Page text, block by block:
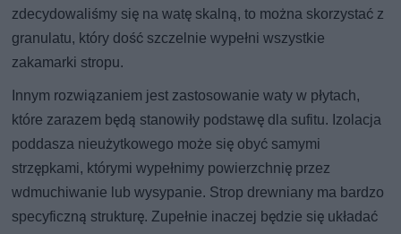
zdecydowaliśmy się na watę skalną, to można skorzystać z
granulatu, który dość szczelnie wypełni wszystkie
zakamarki stropu.
Innym rozwiązaniem jest zastosowanie waty w płytach,
które zarazem będą stanowiły podstawę dla sufitu. Izolacja
poddasza nieużytkowego może się obyć samymi
strzępkami, którymi wypełnimy powierzchnię przez
wdmuchiwanie lub wysypanie. Strop drewniany ma bardzo
specyficzną strukturę. Zupełnie inaczej będzie się układać